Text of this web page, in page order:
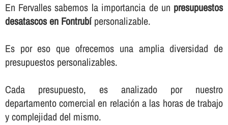
En Fervalles sabemos la importancia de un presupuestos
desatascos en Fontrubípersonalizable.
Es por eso que ofrecemos una amplia diversidad de
presupuestos personalizables.
Cada presupuesto, es analizado por nuestro
departamento comercial en relación a las horas de trabajo
y complejidad del mismo.